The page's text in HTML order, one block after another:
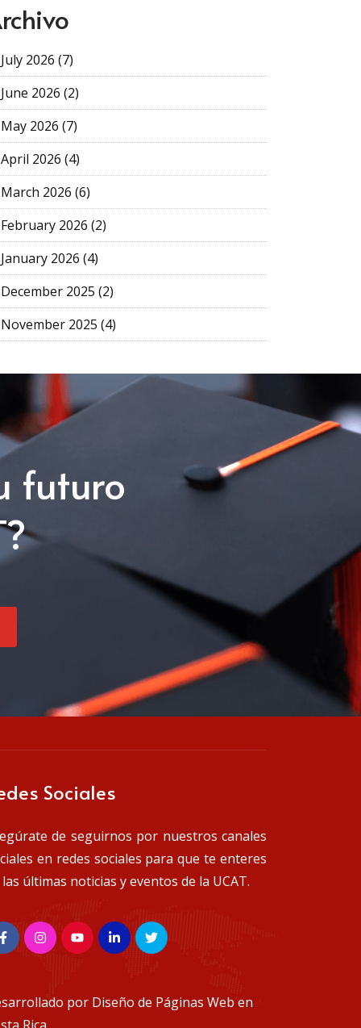
July 2026 (7)
June 2026 (2)
May 2026 (7)
April 2026 (4)
March 2026 (6)
February 2026 (2)
January 2026 (4)
December 2025 (2)
November 2025 (4)
futuro
Sociales
de seguirnos por nuestros canales
en redes sociales para que te enteres
últimas noticias y eventos de la UCAT.
por Diseño de Páginas Web en